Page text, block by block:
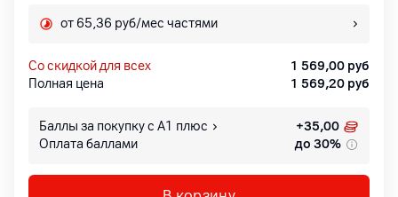
от 65,36 руб/мес частями
со скидкой для всех 1 569,00 руб
Полная цена
1 569,20 руб
Баллы за покупку с А1 плюс +35,00
Оплата баллами
до 30%